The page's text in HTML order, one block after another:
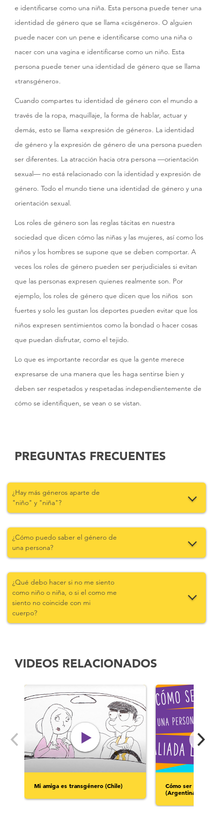
e identificarse como una niña. Esta persona puede tener una
identidad de género que se llama «cisgénero». O alguien
puede nacer con un pene e identificarse como una niña o
nacer con una vagina e identificarse como un niño. Esta
persona puede tener una identidad de género que se llama
«transgénero».
Cuando compartes tu identidad de género con el mundo a
través de la ropa, maquillaje, la forma de hablar, actuar y
demás, esto se llama «expresión de género». La identidad
de género y la expresión de género de una persona pueden
ser diferentes. La atracción hacia otra persona —orientación
sexual— no está relacionado con la identidad y expresión de
género. Todo el mundo tiene una identidad de género y una
orientación sexual.
Los roles de género son las reglas tácitas en nuestra
sociedad que dicen cómo las niñas y las mujeres, así como los
niños y los hombres se supone que se deben comportar. A
veces los roles de género pueden ser perjudiciales si evitan
que las personas expresen quienes realmente son. Por
ejemplo, los roles de género que dicen que los niños son
fuertes y solo les gustan los deportes pueden evitar que los
niños expresen sentimientos como la bondad o hacer cosas
que puedan disfrutar, como el tejido.
Lo que es importante recordar es que la gente merece
expresarse de una manera que les haga sentirse bien y
deben ser respetados y respetadas independientemente de
cómo se identifiquen, se vean o se vistan.
PREGUNTAS FRECUENTES
¿Hay más géneros aparte de
"niño" y "niña"?
¿Cómo puedo saber el género de
una persona?
¿Qué debo hacer si no me siento
como niño o niña, o si el como me
siento no coincide con mi
cuerpo?
VIDEOS RELACIONADOS
Mi amiga es transgénero (Chile)
Cómo ser una
(Argentina con